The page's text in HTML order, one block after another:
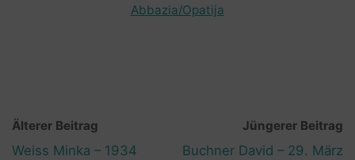
Abbazia/Opatija
Älterer Beitrag
Weiss Minka – 1934
Jüngerer Beitrag
Buchner David – 29. März